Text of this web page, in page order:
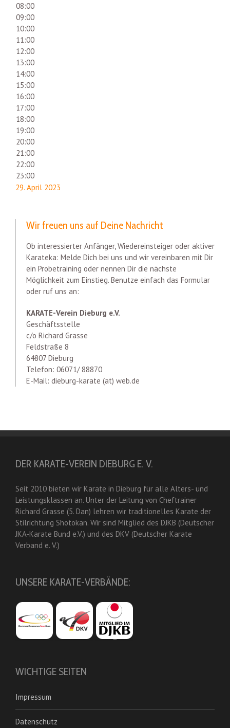
08:00
09:00
10:00
11:00
12:00
13:00
14:00
15:00
16:00
17:00
18:00
19:00
20:00
21:00
22:00
23:00
29. April 2023
Wir freuen uns auf Deine Nachricht
Ob interessierter Anfänger, Wiedereinsteiger oder aktiver
Karateka: Melde Dich bei uns und wir vereinbaren mit Dir
ein Probetraining oder nennen Dir die nächste
Möglichkeit zum Einstieg. Benutze einfach das Formular
oder ruf uns an:
KARATE-Verein Dieburg e.V.
Geschäftsstelle
c/o Richard Grasse
Feldstraße 8
64807 Dieburg
Telefon: 06071/ 88870
E-Mail: dieburg-karate (at) web.de
DER KARATE-VEREIN DIEBURG E. V.
Seit 2010 bieten wir Karate in Dieburg für alle Alters- und
Leistungsklassen an. Unter der Leitung von Cheftrainer
Richard Grasse (5. Dan) lehren wir traditionelles Karate der
Stilrichtung Shotokan. Wir sind Mitglied des DJKB (Deutscher
JKA-Karate Bund e.V.) und des DKV (Deutscher Karate
Verband e. V.)
UNSERE KARATE-VERBÄNDE:
WICHTIGE SEITEN
Impressum
Datenschutz